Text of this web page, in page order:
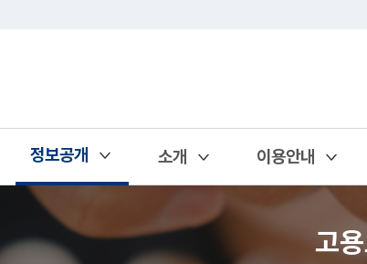
정보공개
열기 소개
열기
이용안내
열기
고